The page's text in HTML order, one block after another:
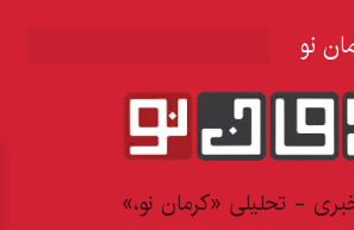
نو
- تحلیلی «کرمان نو،»